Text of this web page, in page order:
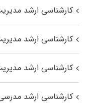
کارشناسی ارشد
کارشناسی ارشد
کارشناسی ارشد
کارشناسی ارشد